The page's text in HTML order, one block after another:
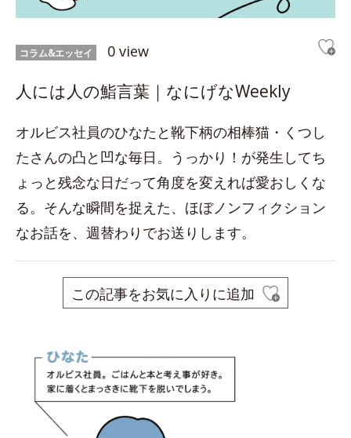
コラム&エッセイ 0 view
人には人の鮨言葉｜なにげなWeekly
オルビス社員のひなたと靴下柄の相棒猫・くつし
たさんの凸と凹な毎日。うっかり！が発生してち
ょっと残念な日だって角度を変えれば愛おしくな
る。そんな瞬間を捉えた、ほぼノンフィクション
なお話を、週替わりでお送りします。
この記事をお気に入りに追加